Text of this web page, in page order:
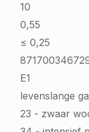
10
0,55
≤ 0,25
E1
levenslange
23 - zwaar